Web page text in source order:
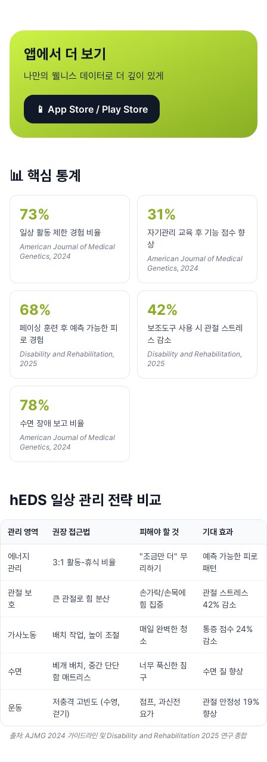
앱에서 더 보기
나만의 웰니스 데이터로 더 깊이 있게
📱 App Store / Play Store
📊 핵심 통계
73%
일상 활동 제한 경험 비율
American Journal of Medical
Genetics, 2024
31%
자기관리 교육 후 기능 점수 향
상
American Journal of Medical
Genetics, 2024
68%
페이싱 훈련 후 예측 가능한 피
로 경험
Disability and Rehabilitation,
2025
42%
보조도구 사용 시 관절 스트레
스 감소
Disability and Rehabilitation,
2025
78%
수면 장애 보고 비율
American Journal of Medical
Genetics, 2024
hEDS 일상 관리 전략 비교
관리 영역 권장 접근법 피해야 할 것 기대 효과
에너지
관리
3:1 활동-휴식 비율
"조금만 더" 무
리하기
예측 가능한 피로
패턴
관절 보
호
큰 관절로 힘 분산
손가락/손목에
힘 집중
관절 스트레스
42% 감소
가사노동 배치 작업, 높이 조절
매일 완벽한 청
소
통증 점수 24%
감소
수면
베개 배치, 중간 단단
함 매트리스
너무 푹신한 침
구
수면 질 향상
운동
저충격 고빈도 (수영,
걷기)
점프, 과신전
요가
관절 안정성 19%
향상
출처: AJMG 2024 가이드라인 및 Disability and Rehabilitation 2025 연구 종합